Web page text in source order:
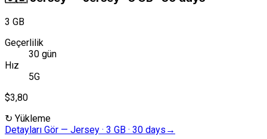
3 GB
Geçerlilik
30 gün
Hız
5G
$3,80
↻ Yükleme
Detayları Gör — Jersey · 3 GB · 30 days →